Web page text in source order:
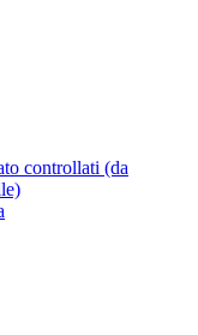
controllati (da